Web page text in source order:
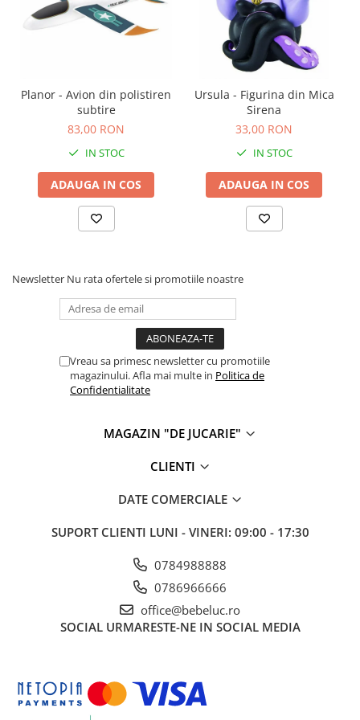
Planor - Avion din polistiren
subtire
83,00 RON
IN STOC
ADAUGA IN COS
Ursula - Figurina din Mica
Sirena
33,00 RON
IN STOC
ADAUGA IN COS
Newsletter Nu rata ofertele si promotiile noastre
Vreau sa primesc newsletter cu promotiile
magazinului. Afla mai multe in Politica de
Confidentialitate
MAGAZIN "DE JUCARIE"
CLIENTI
DATE COMERCIALE
SUPORT CLIENTI LUNI - VINERI: 09:00 - 17:30
0784988888
0786966666
office@bebeluc.ro
SOCIAL URMARESTE-NE IN SOCIAL MEDIA